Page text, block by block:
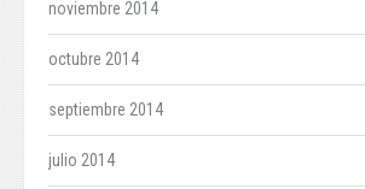
noviembre 2014
octubre 2014
septiembre 2014
julio 2014